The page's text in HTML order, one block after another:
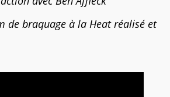
de braquage à la Heat réalisé et